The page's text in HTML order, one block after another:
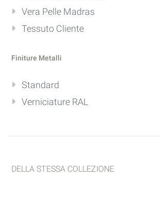
Vera Pelle Madras
Tessuto Cliente
Finiture Metalli
Standard
Verniciature RAL
DELLA STESSA COLLEZIONE